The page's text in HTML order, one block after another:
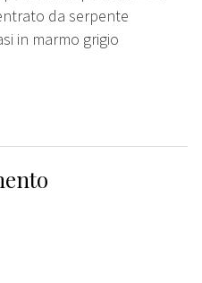
da serpente
in marmo grigio